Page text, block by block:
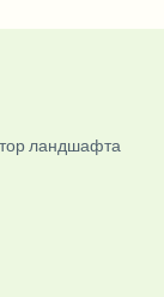
ландшафта